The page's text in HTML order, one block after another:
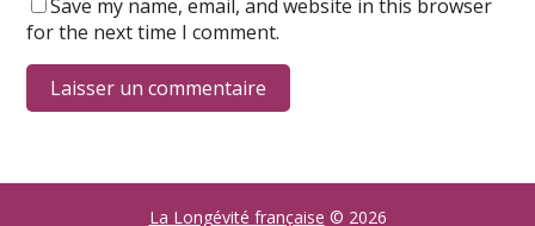
Save my name, email, and website in this browser
for the next time I comment.
La Longévité française © 2026